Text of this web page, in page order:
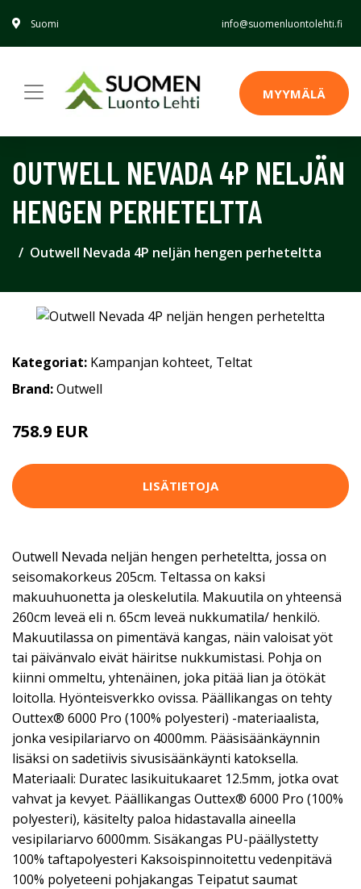
Suomi info@suomenluontolehti.fi
MYYMÄLÄ
OUTWELL NEVADA 4P NELJÄN
HENGEN PERHETELTTA
Outwell Nevada 4P neljän hengen perheteltta
Kategoriat: Kampanjan kohteet, Teltat
Brand:Outwell
758.9 EUR
LISÄTIETOJA
Outwell Nevada neljän hengen perheteltta, jossa on
seisomakorkeus 205cm. Teltassa on kaksi
makuuhuonetta ja oleskelutila. Makuutila on yhteensä
260cm leveä eli n. 65cm leveä nukkumatila/ henkilö.
Makuutilassa on pimentävä kangas, näin valoisat yöt
tai päivänvalo eivät häiritse nukkumistasi. Pohja on
kiinni ommeltu, yhtenäinen, joka pitää lian ja ötökät
loitolla. Hyönteisverkko ovissa. Päällikangas on tehty
Outtex® 6000 Pro (100% polyesteri) -materiaalista,
jonka vesipilariarvo on 4000mm. Pääsisäänkäynnin
lisäksi on sadetiivis sivusisäänkäynti katoksella.
Materiaali: Duratec lasikuitukaaret 12.5mm, jotka ovat
vahvat ja kevyet. Päällikangas Outtex® 6000 Pro (100%
polyesteri), käsitelty paloa hidastavalla aineella
vesipilariarvo 6000mm. Sisäkangas PU-päällystetty
100% taftapolyesteri Kaksoispinnoitettu vedenpitävä
100% polyeteeni pohjakangas Teipatut saumat